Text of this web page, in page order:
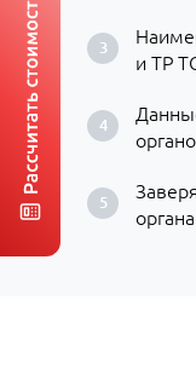
и ТР